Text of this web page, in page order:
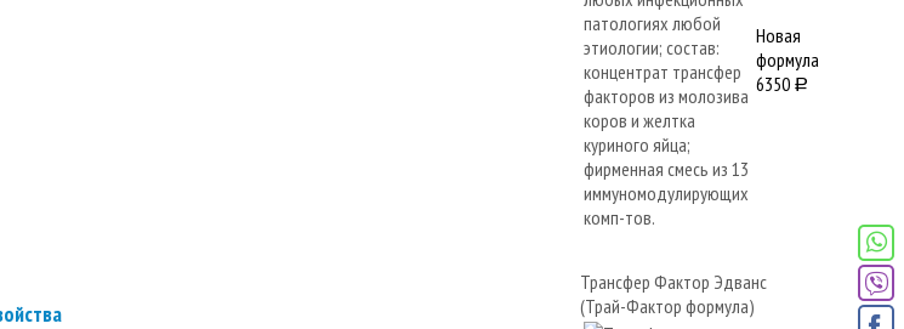
Новая
формула
6350 a
Трансфер Фактор Эдванс
(Трай-Фактор формула)